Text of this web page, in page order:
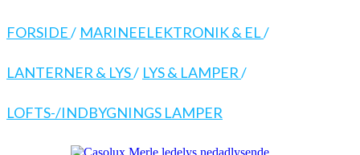
FORSIDE/ MARINEELEKTRONIK & EL/
LANTERNER & LYS/ LYS & LAMPER/
LOFTS-/INDBYGNINGS LAMPER